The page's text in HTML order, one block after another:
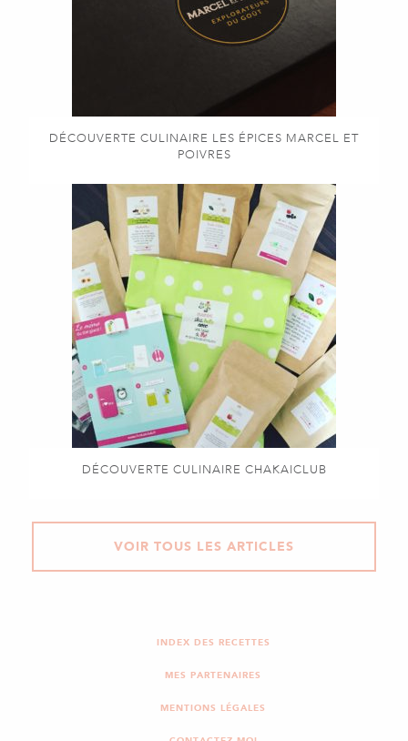
DÉCOUVERTE CULINAIRE LES ÉPICES MARCEL ET
POIVRES
DÉCOUVERTE CULINAIRE CHAKAICLUB
VOIR TOUS LES ARTICLES
INDEX DES RECETTES
MES PARTENAIRES
MENTIONS LÉGALES